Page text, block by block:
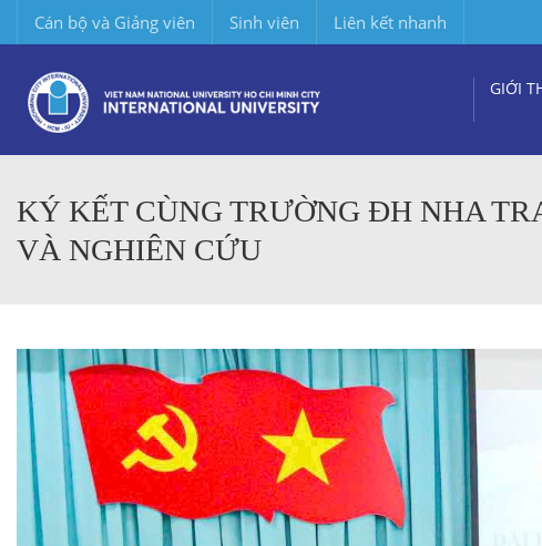
Cán bộ và Giảng viên Sinh viên Liên kết nhanh
GIỚI
KÝ KẾT CÙNG TRƯỜNG ĐH NHA
VÀ NGHIÊN CỨU